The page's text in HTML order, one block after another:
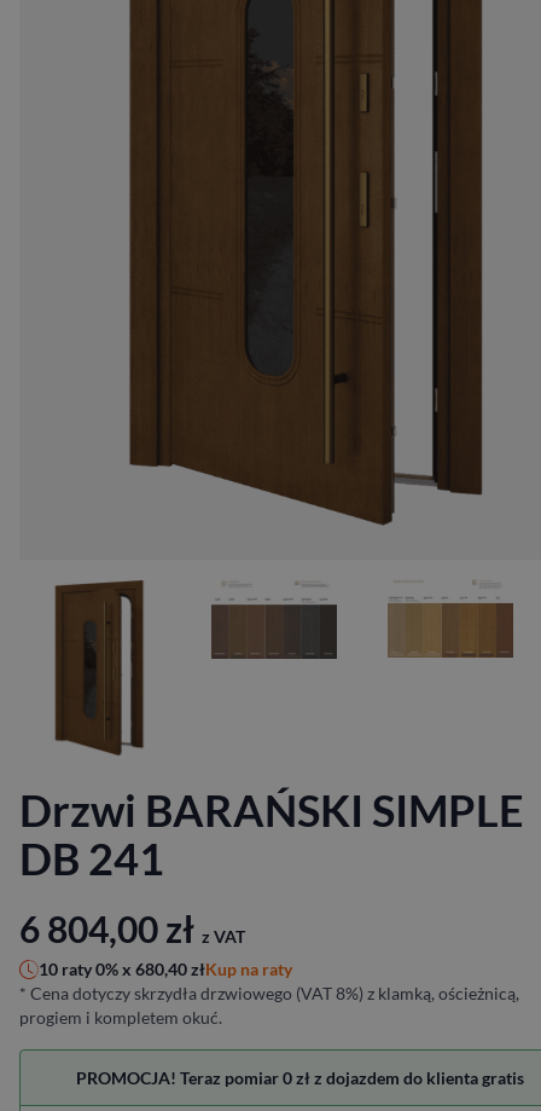
Drzwi BARAŃSKI SIMPLE
DB 241
6 804,00zł z VAT
10 raty 0% x 680,40złKup na raty
* Cena dotyczy skrzydła drzwiowego (VAT 8%) z klamką, ościeżnicą,
progiem i kompletem okuć.
PROMOCJA! Teraz pomiar 0 zł z dojazdem do klienta gratis